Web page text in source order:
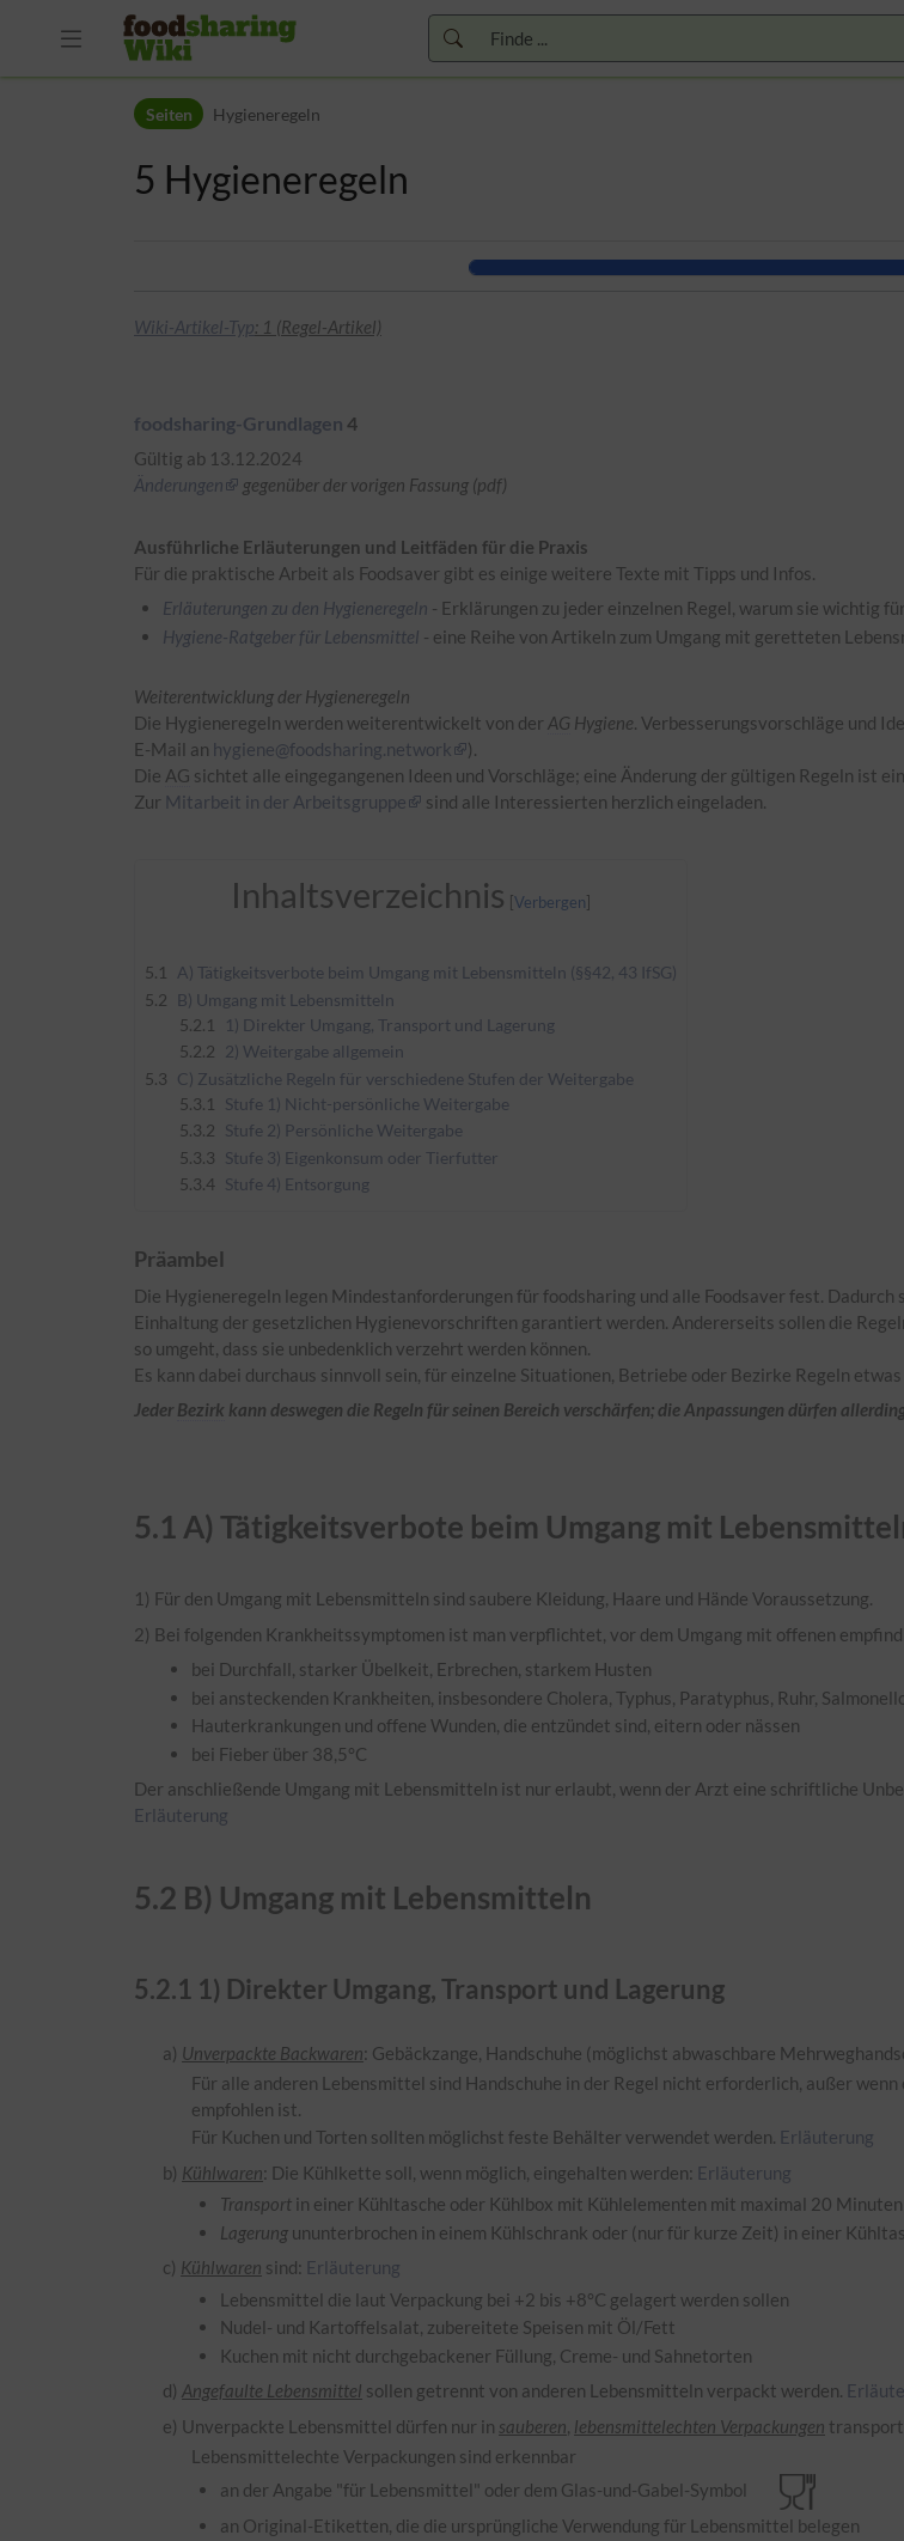
Zur Hauptnavigation
Zum Arbeitsbereich
Seiten Hygieneregeln
5 Hygieneregeln
Wiki-Artikel-Typ: 1 (Regel-Artikel)
foodsharing-Grundlagen 4
Gültig ab 13.12.2024
Änderungen
gegenüber der vorigen Fassung (pdf)
Ausführliche Erläuterungen und Leitfäden für die Praxis
Für die praktische Arbeit als Foodsaver gibt es einige weitere Texte mit Tipps und Infos.
Erläuterungen zu den Hygieneregeln - Erklärungen zu jeder einzelnen Regel, warum sie wichtig
Hygiene-Ratgeber für Lebensmittel - eine Reihe von Artikeln zum Umgang mit geretteten
Weiterentwicklung der Hygieneregeln
Die Hygieneregeln werden weiterentwickelt von der AG Hygiene. Verbesserungsvorschläge und
E-Mail an hygiene@foodsharing.network
).
Die AG sichtet alle eingegangenen Ideen und Vorschläge; eine Änderung der gültigen Regeln ist
Zur Mitarbeit in der Arbeitsgruppe sind alle Interessierten herzlich eingeladen.
Inhaltsverzeichnis
5.1 A) Tätigkeitsverbote beim Umgang mit Lebensmitteln (§§42, 43 IfSG)
5.2
B) Umgang mit Lebensmitteln
5.2.1
1) Direkter Umgang, Transport und Lagerung
5.2.2
2) Weitergabe allgemein
5.3 C) Zusätzliche Regeln für verschiedene Stufen der Weitergabe
5.3.1
Stufe 1) Nicht-persönliche Weitergabe
5.3.2 Stufe 2) Persönliche Weitergabe
5.3.3 Stufe 3) Eigenkonsum oder Tierfutter
5.3.4 Stufe 4) Entsorgung
Präambel
Die Hygieneregeln legen Mindestanforderungen für foodsharing und alle Foodsaver fest.
Einhaltung der gesetzlichen Hygienevorschriften garantiert werden. Andererseits sollen die
so umgeht, dass sie unbedenklich verzehrt werden können.
Es kann dabei durchaus sinnvoll sein, für einzelne Situationen, Betriebe oder Bezirke Regeln
Jeder Bezirk kann deswegen die Regeln für seinen Bereich verschärfen; die Anpassungen dürfen
5.1 A) Tätigkeitsverbote beim Umgang mit
1) Für den Umgang mit Lebensmitteln sind saubere Kleidung, Haare und Hände Voraussetzung.
2) Bei folgenden Krankheitssymptomen ist man verpflichtet, vor dem Umgang mit offenen
bei Durchfall, starker Übelkeit, Erbrechen, starkem Husten
bei ansteckenden Krankheiten, insbesondere Cholera, Typhus, Paratyphus, Ruhr,
Hauterkrankungen und offene Wunden, die entzündet sind, eitern oder nässen
bei Fieber über 38,5°C
Der anschließende Umgang mit Lebensmitteln ist nur erlaubt, wenn der Arzt eine schriftliche
Erläuterung
5.2 B) Umgang mit Lebensmitteln
5.2.1 1) Direkter Umgang, Transport und Lagerung
a) Unverpackte Backwaren: Gebäckzange, Handschuhe (möglichst abwaschbare
Für alle anderen Lebensmittel sind Handschuhe in der Regel nicht erforderlich, außer
empfohlen ist.
Für Kuchen und Torten sollten möglichst feste Behälter verwendet werden. Erläuterung
b) Kühlwaren: Die Kühlkette soll, wenn möglich, eingehalten werden: Erläuterung
Transport in einer Kühltasche oder Kühlbox mit Kühlelementen mit maximal 20
Lagerung ununterbrochen in einem Kühlschrank oder (nur für kurze Zeit) in einer
c) Kühlwaren sind: Erläuterung
Lebensmittel die laut Verpackung bei +2 bis +8°C gelagert werden sollen
Nudel- und Kartoffelsalat, zubereitete Speisen mit Öl/Fett
Kuchen mit nicht durchgebackener Füllung, Creme- und Sahnetorten
d)Angefaulte Lebensmittel sollen getrennt von anderen Lebensmitteln verpackt werden.
e) Unverpackte Lebensmittel dürfen nur in sauberen, lebensmittelechten Verpackungen
Lebensmittelechte Verpackungen sind erkennbar
an der Angabe "für Lebensmittel" oder dem Glas-und-Gabel-Symbol
an Original-Etiketten, die die ursprüngliche Verwendung für Lebensmittel belegen